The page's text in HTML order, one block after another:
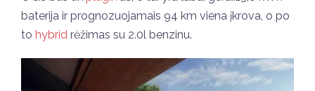
baterija ir prognozuojamais 94 km viena įkrova, o po
to hybrid rėžimas su 2.0l benzinu.